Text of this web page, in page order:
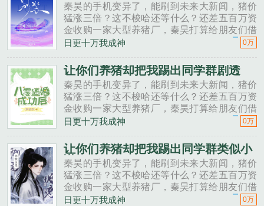
秦昊的手机变异了，能刷到未来大新闻，猪价
猛涨三倍？这不梭哈还等什么？还差五百万资
金收购一家大型养猪厂，秦昊打算给朋友们借
一点。秦昊老班长啊，我想回家养猪，要不要
秦昊二狗子，借500万买点......
日更十万我成神 0万
让你们养猪却把我踢出同学群剧透
秦昊的手机变异了，能刷到未来大新闻，猪价
猛涨三倍？这不梭哈还等什么？还差五百万资
金收购一家大型养猪厂，秦昊打算给朋友们借
一点。秦昊老班长啊，我想回家养猪，要不要
秦昊二狗子，借500万买点......
日更十万我成神 0万
让你们养猪却把我踢出同学群类似小
说
秦昊的手机变异了，能刷到未来大新闻，猪价
猛涨三倍？这不梭哈还等什么？还差五百万资
金收购一家大型养猪厂，秦昊打算给朋友们借
一点。秦昊老班长啊，我想回家养猪，要不要
日更十万我成神 0万